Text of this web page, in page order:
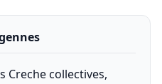
Creche collectives,